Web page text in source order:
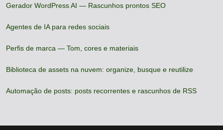
Gerador WordPress AI — Rascunhos prontos SEO
Agentes de IA para redes sociais
Perfis de marca — Tom, cores e materiais
Biblioteca de assets na nuvem: organize, busque e reutilize
Automação de posts: posts recorrentes e rascunhos de RSS